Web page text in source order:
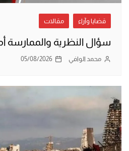
قضايا وآراء مقالات
سؤال النظرية والممارسة
محمد الوافي 05/08/2026